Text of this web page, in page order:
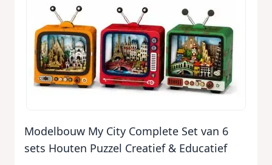
Modelbouw My City Complete Set van 6
sets Houten Puzzel Creatief & Educatief